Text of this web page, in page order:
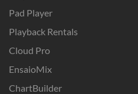
Pad Player
Playback Rentals
Cloud Pro
EnsaioMix
ChartBuilder